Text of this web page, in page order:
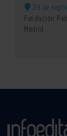
29 de
Fundación
Madrid